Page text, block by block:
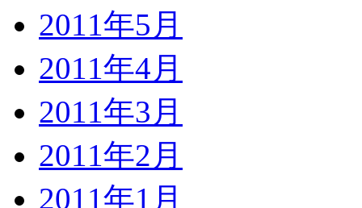
2011年5月
2011年4月
2011年3月
2011年2月
2011年1月